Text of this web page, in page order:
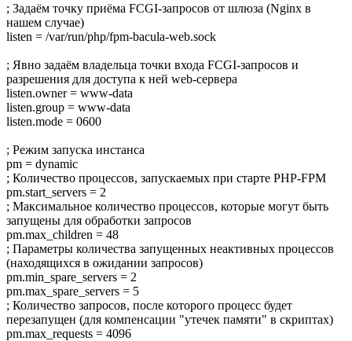
; Задаём точку приёма FCGI-запросов от шлюза (Nginx в
нашем случае)
listen = /var/run/php/fpm-bacula-web.sock
; Явно задаём владельца точки входа FCGI-запросов и
разрешения для доступа к ней web-сервера
listen.owner = www-data
listen.group = www-data
listen.mode = 0600
; Режим запуска инстанса
pm = dynamic
; Количество процессов, запускаемых при старте PHP-FPM
pm.start_servers = 2
; Максимальное количество процессов, которые могут быть
запущены для обработки запросов
pm.max_children = 48
; Параметры количества запущенных неактивных процессов
(находящихся в ожидании запросов)
pm.min_spare_servers = 2
pm.max_spare_servers = 5
; Количество запросов, после которого процесс будет
перезапущен (для компенсации "утечек памяти" в скриптах)
pm.max_requests = 4096